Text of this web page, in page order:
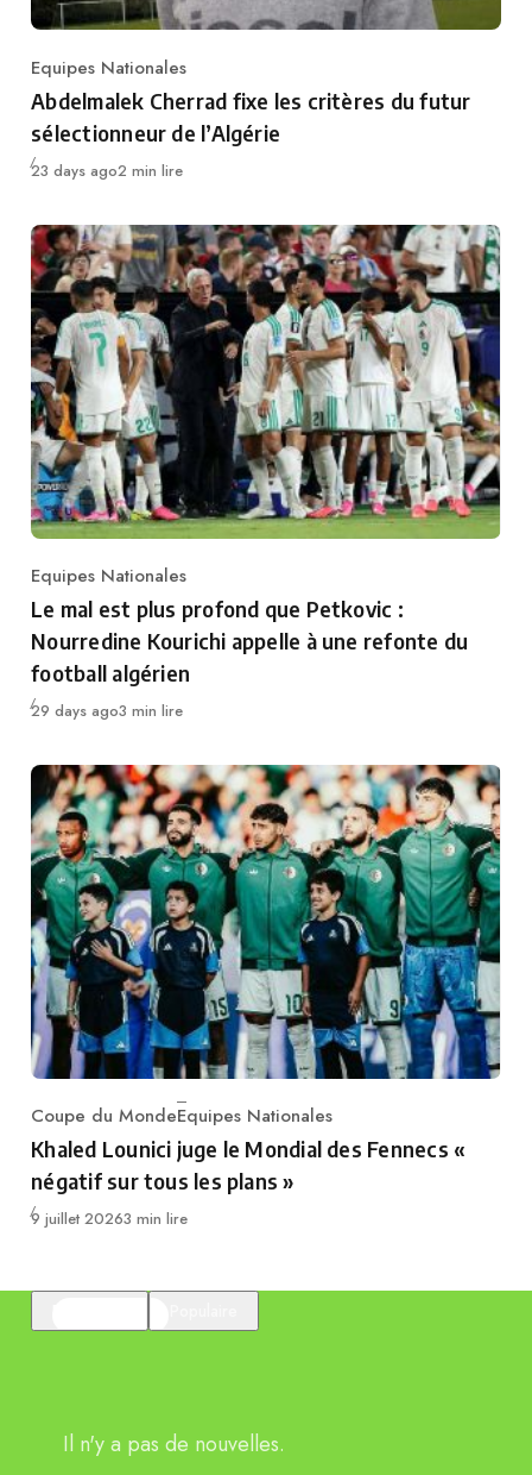
Category
Equipes Nationales
Abdelmalek Cherrad fixe les critères du futur
sélectionneur de l’Algérie
Publié
23 days ago2 min lire
Category
Equipes Nationales
Le mal est plus profond que Petkovic :
Nourredine Kourichi appelle à une refonte du
football algérien
Publié
29 days ago3 min lire
Category
Coupe du MondeEquipes Nationales
Khaled Lounici juge le Mondial des Fennecs «
négatif sur tous les plans »
Publié
9 juillet 20263 min lire
Il n'y a pas de nouvelles.